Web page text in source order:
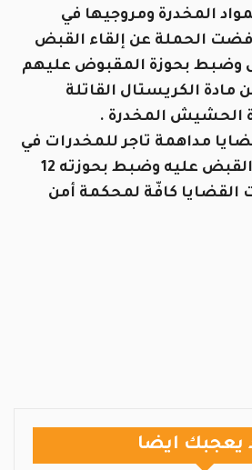
المخدرة ومروجيها في
الحملة عن إلقاء القبض
بحوزة المقبوض عليهم
1 كغم من مادة الكريستال القاتلة
الحشيش المخدرة .
مداهمة تاجر للمخدرات في
محافظة إربد وأُلقي القبض عليه وضبط بحوزته 12
كافّة لمحكمة أمن
يعجبك ايضا